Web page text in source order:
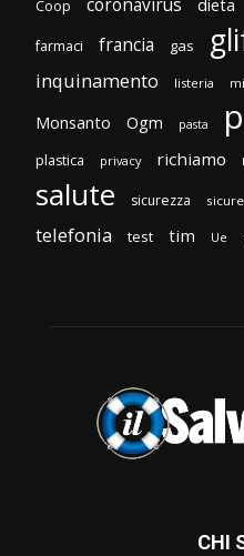
Coop coronavirus
farmaci francia gas
inquinamento listeria
Monsanto Ogm pasta
plastica privacy richiamo
salute sicurezza
telefonia test tim Ue
CHI